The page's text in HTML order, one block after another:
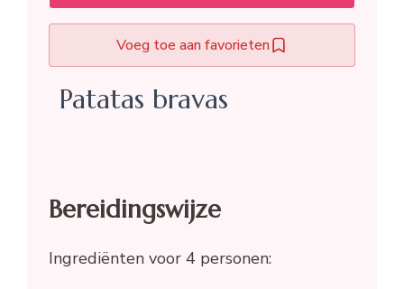
Voeg toe aan favorieten
Patatas bravas
Bereidingswijze
Ingrediënten voor 4 personen: